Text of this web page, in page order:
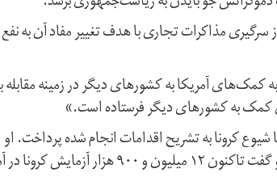
مذاکرات تجاری با هدف تغییر مفاد آن به
آمریکا به کشورهای دیگر در زمینه مقابله با
کمک به کشورهای دیگر فرستاده است.»
کرونا به تشریح اقدامات انجام شده پرداخت.
ظرفیت انجام آزمایش کرونا در آمریکا ابراز رضایت کرد و گفت تاکنون